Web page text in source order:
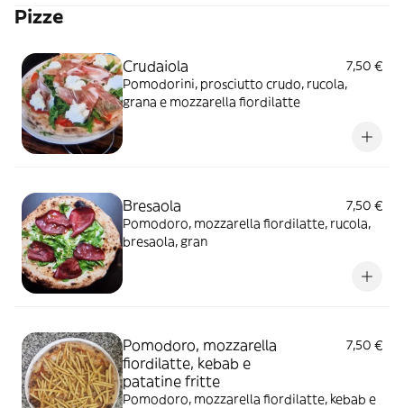
Pizze
Crudaiola
7,50 €
Pomodorini, prosciutto crudo, rucola,
grana e mozzarella fiordilatte
Bresaola
7,50 €
Pomodoro, mozzarella fiordilatte, rucola,
bresaola, gran
Pomodoro, mozzarella
fiordilatte, kebab e
patatine fritte
7,50 €
Pomodoro, mozzarella fiordilatte, kebab e